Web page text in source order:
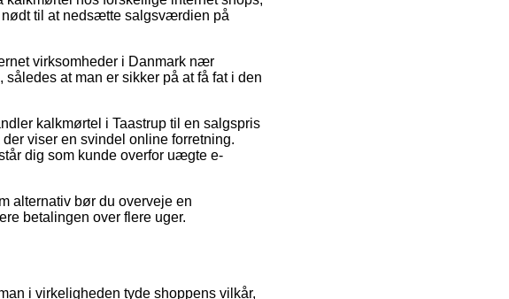
til at nedsætte salgsværdien på
virksomheder i Danmark nær
at man er sikker på at få fat i den
kalkmørtel i Taastrup til en salgspris
viser en svindel online forretning.
dig som kunde overfor uægte e-
alternativ bør du overveje en
betalingen over flere uger.
i virkeligheden tyde shoppens vilkår,